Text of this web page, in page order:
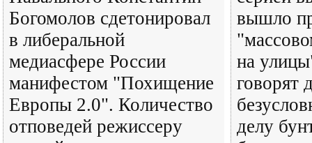
Богомолов сдетонировал
в либеральной
медиасфере России
манифестом "Похищение
Европы 2.0". Количество
отповедей режиссеру
вышло
на
говорят
делу